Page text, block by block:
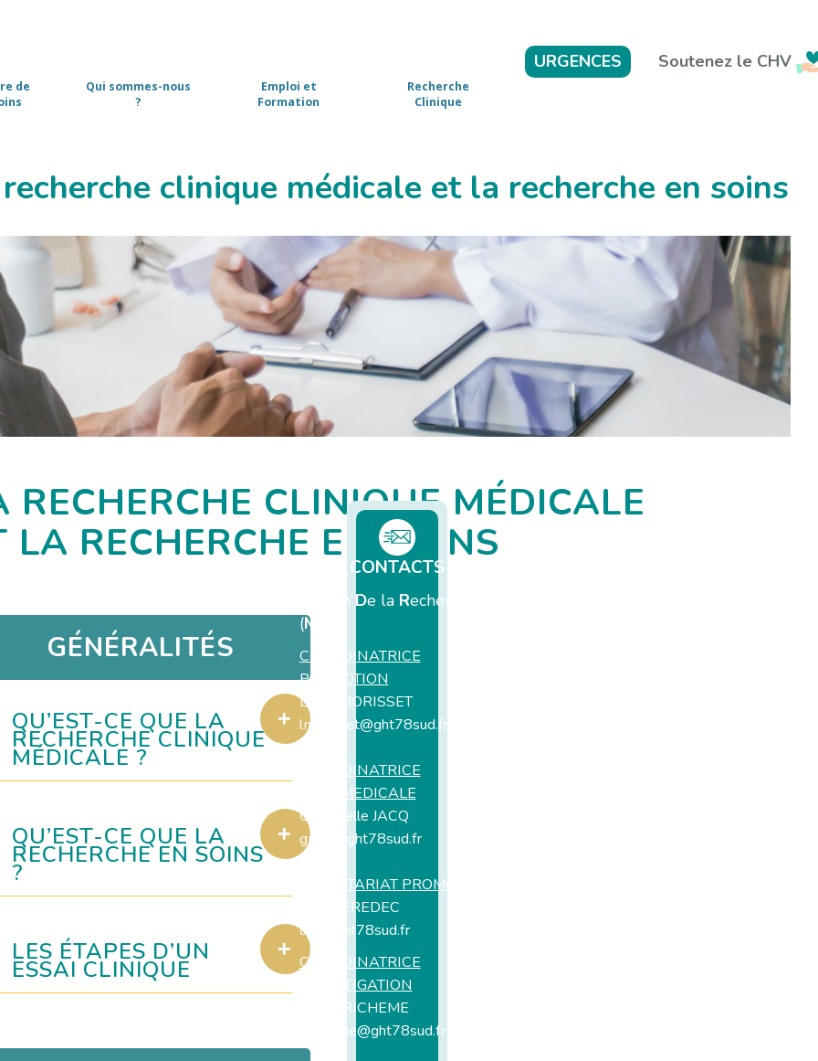
de
Qui sommes-nous
?
Emploi et
Formation
Recherche
Clinique
URGENCES Soutenez le CHV
clinique médicale et la recherche en soins
RECHERCHE CLINIQUE MÉDICALE
LA RECHERCHE EN SOINS
GÉNÉRALITÉS
QU’EST-CE QUE LA
RECHERCHE CLINIQUE
MÉDICALE ?
QU’EST-CE QUE LA
RECHERCHE EN SOINS
?
LES ÉTAPES D’UN
ESSAI CLINIQUE
CONTACTS
aison De la Recherche
(MDR
COORDINATRICE
PROMOTION
Laure MORISSET
lmorisset@ght78sud.fr
COORDINATRICE
PARAMEDICALE
Gwenaelle JACQ
gjacq@ght78sud.fr
SECRETARIAT PROMOTION
Kein DEREDEC
drci@ght78sud.fr
COORDINATRICE
INVESTIGATION
Karine RICHEME
kricheme@ght78sud.fr